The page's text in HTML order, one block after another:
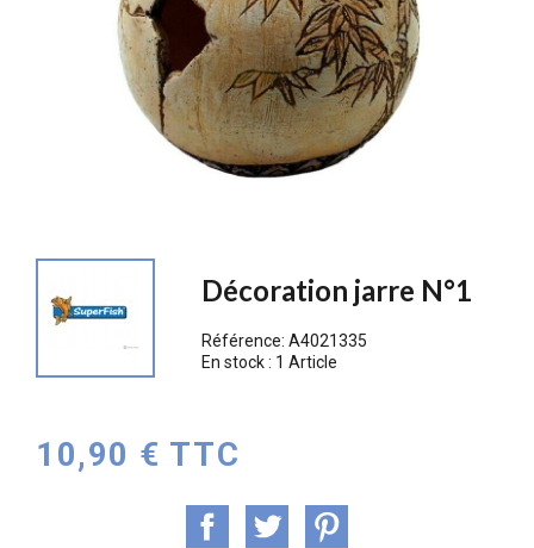
Décoration jarre N°1
Référence:A4021335
En stock : 1 Article
10,90 € TTC